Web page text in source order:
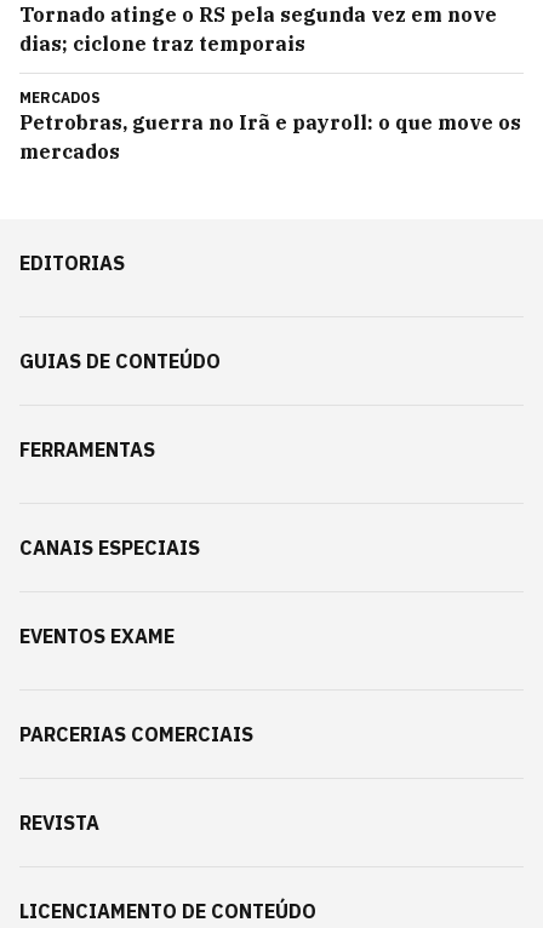
Tornado atinge o RS pela segunda vez em nove
dias; ciclone traz temporais
MERCADOS
Petrobras, guerra no Irã e payroll: o que move os
mercados
EDITORIAS
GUIAS DE CONTEÚDO
FERRAMENTAS
CANAIS ESPECIAIS
EVENTOS EXAME
PARCERIAS COMERCIAIS
REVISTA
LICENCIAMENTO DE CONTEÚDO